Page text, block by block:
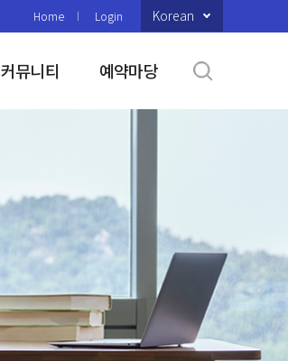
Home Login Korean
커뮤니티 예약마당